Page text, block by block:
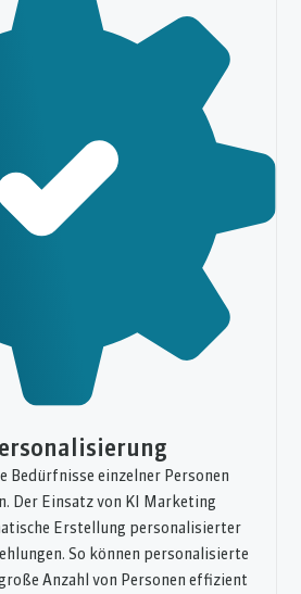
Bedürfnisse einzelner Personen
Der Einsatz von KI Marketing
Erstellung personalisierter
So können personalisierte
Anzahl von Personen effizient